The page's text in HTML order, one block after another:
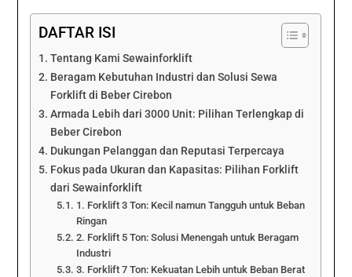
DAFTAR ISI
Tentang Kami Sewainforklift
Beragam Kebutuhan Industri dan Solusi Sewa
Forklift di Beber Cirebon
Armada Lebih dari 3000 Unit: Pilihan Terlengkap di
Beber Cirebon
Dukungan Pelanggan dan Reputasi Terpercaya
Fokus pada Ukuran dan Kapasitas: Pilihan Forklift
dari Sewainforklift
1. Forklift 3 Ton: Kecil namun Tangguh untuk Beban
Ringan
2. Forklift 5 Ton: Solusi Menengah untuk Beragam
Industri
3. Forklift 7 Ton: Kekuatan Lebih untuk Beban Berat